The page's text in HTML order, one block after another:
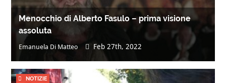
Menocchio di Alberto Fasulo – prima visione
assoluta
Emanuela Di Matteo Feb 27th, 2022
NOTIZIE